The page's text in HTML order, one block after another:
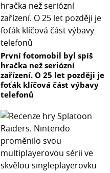
První fotomobil byl spíš
hračka než seriózní
zařízení. O 25 let později je
foťák klíčová část výbavy
telefonů